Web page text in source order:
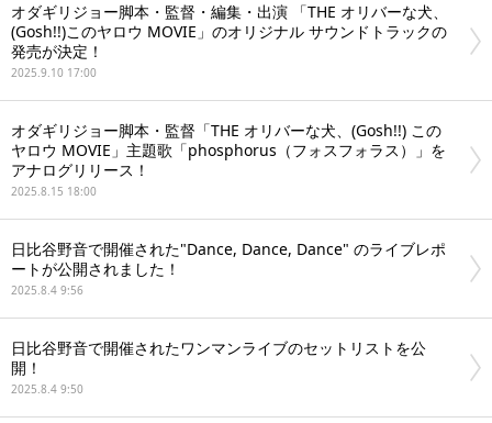
オダギリジョー脚本・監督・編集・出演 「THE オリバーな犬、
(Gosh!!)このヤロウ MOVIE」のオリジナル サウンドトラックの
発売が決定！
2025.9.10 17:00
オダギリジョー脚本・監督「THE オリバーな⽝、(Gosh!!) この
ヤロウ MOVIE」主題歌「phosphorus（フォスフォラス）」を
アナログリリース！
2025.8.15 18:00
日比谷野音で開催された"Dance, Dance, Dance" のライブレポ
ートが公開されました！
2025.8.4 9:56
日比谷野音で開催されたワンマンライブのセットリストを公
開！
2025.8.4 9:50